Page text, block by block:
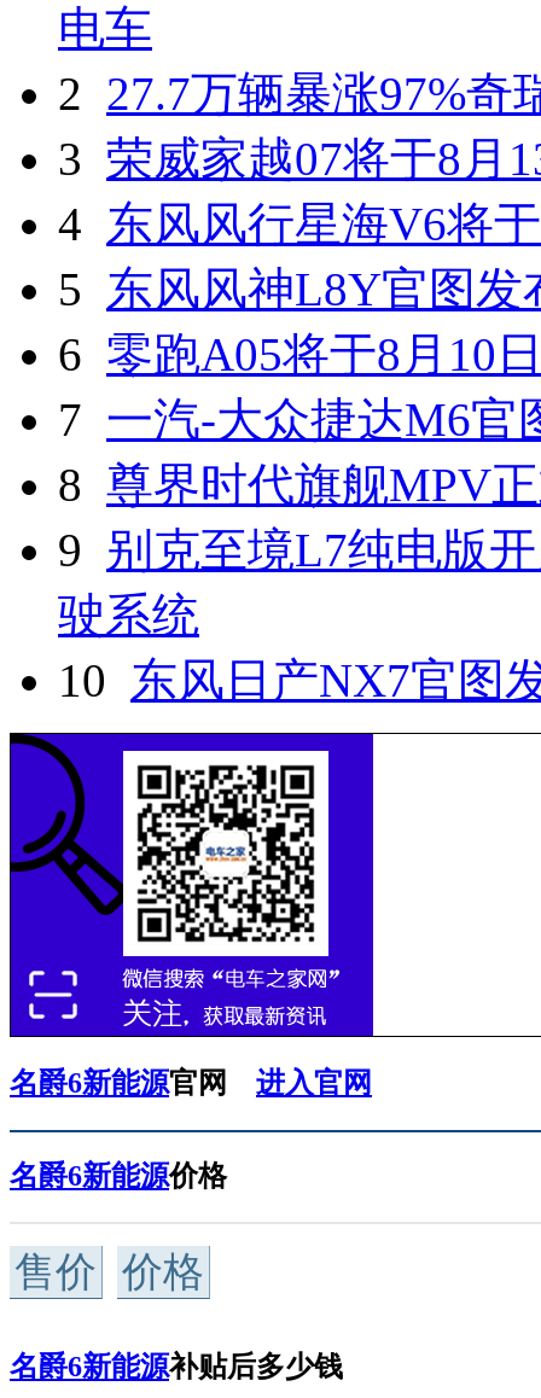
电车
2 27.7万辆暴涨97%奇
3 荣威家越07将于8月
4 东风风行星海V6将
5 东风风神L8Y官图发
6 零跑A05将于8月10
7 一汽-大众捷达M6官
8 尊界时代旗舰MPV
9 别克至境L7纯电版
驶系统
10 东风日产NX7官图
名爵6新能源官网 进入官网
名爵6新能源价格
售价 价格
名爵6新能源补贴后多少钱